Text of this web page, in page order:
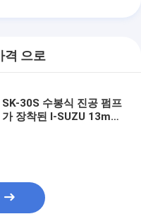
격 으로
SK-30S 수봉식 진공 펌프
가 장착된 I-SUZU 13m³